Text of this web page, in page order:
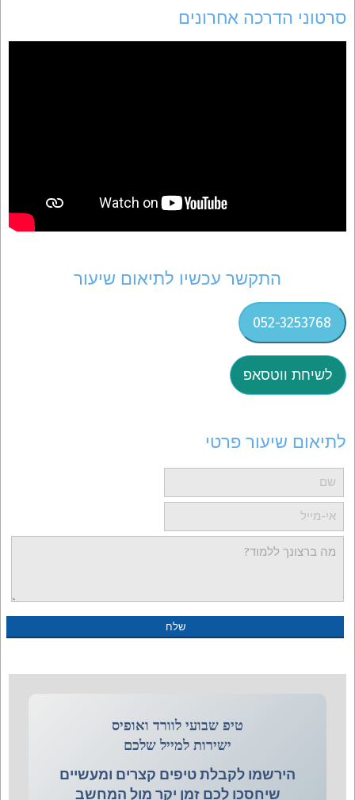
סרטוני הדרכה אחרונים
התקשר עכשיו לתיאום שיעור
052-3253768
לשיחת ווטסאפ
לתיאום שיעור פרטי
טיפ שבועי לוורד ואופיס
ישירות למייל שלכם
הירשמו לקבלת טיפים קצרים ומעשיים
שיחסכו לכם זמן יקר מול המחשב